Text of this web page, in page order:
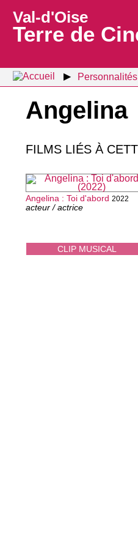
Val-d'Oise
Terre de
Personnalités
Angelina
FILMS LIÉS À
CLIP MUSICAL
Angelina : Toi d'abord 2022
acteur / actrice